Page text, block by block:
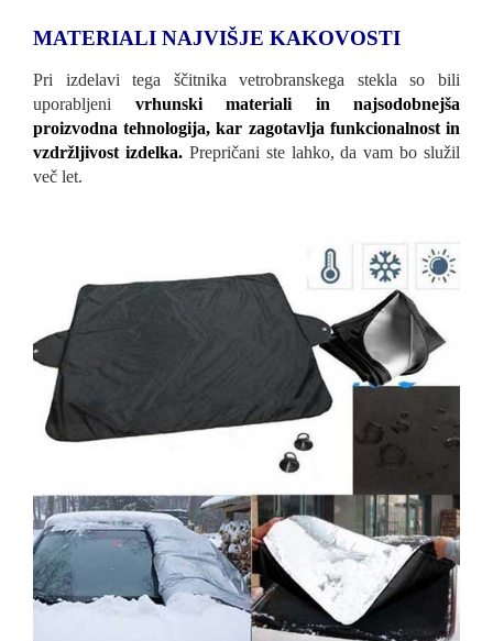
MATERIALI NAJVIŠJE KAKOVOSTI
Pri izdelavi tega ščitnika vetrobranskega stekla so bili
uporabljeni vrhunski materiali in najsodobnejša
proizvodna tehnologija, kar zagotavlja funkcionalnost in
vzdržljivost izdelka. Prepričani ste lahko, da vam bo služil
več let.